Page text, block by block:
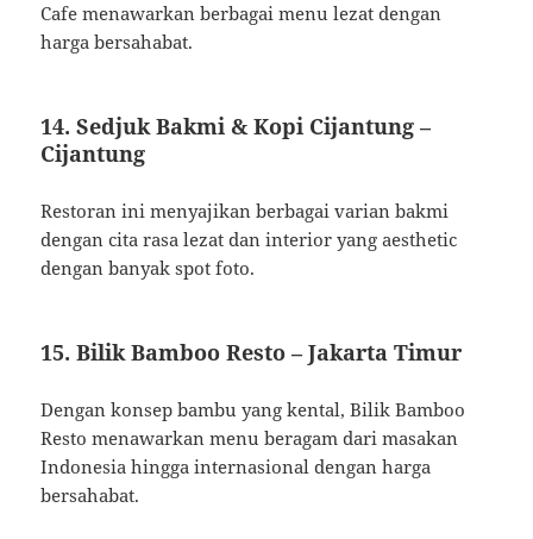
Cafe menawarkan berbagai menu lezat dengan
harga bersahabat.
14.Sedjuk Bakmi & Kopi Cijantung –
Cijantung
Restoran ini menyajikan berbagai varian bakmi
dengan cita rasa lezat dan interior yang aesthetic
dengan banyak spot foto.
15.Bilik Bamboo Resto – Jakarta Timur
Dengan konsep bambu yang kental, Bilik Bamboo
Resto menawarkan menu beragam dari masakan
Indonesia hingga internasional dengan harga
bersahabat.